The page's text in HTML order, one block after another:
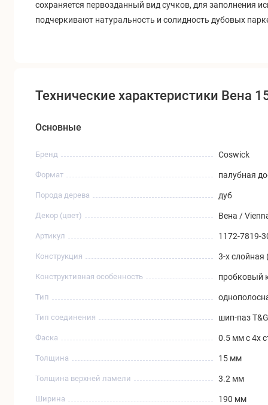
сохраняется первозданный вид сучков, для заполнения
подчеркивают натуральность и солидность дубовых
Технические характеристики Вена
Основные
Бренд Coswick
Формат палубная
Порода дерева дуб
Декор (цвет) Вена /
Артикул 1172-7819-
Конструкция 3-х слойная
Конструктивная особенность пробковый
Тип
Тип соединения шип-паз T&G
Фаска 0.5 мм с 4х
Толщина 15 мм
Толщина верхней ламели 3.2 мм
Ширина 190 мм